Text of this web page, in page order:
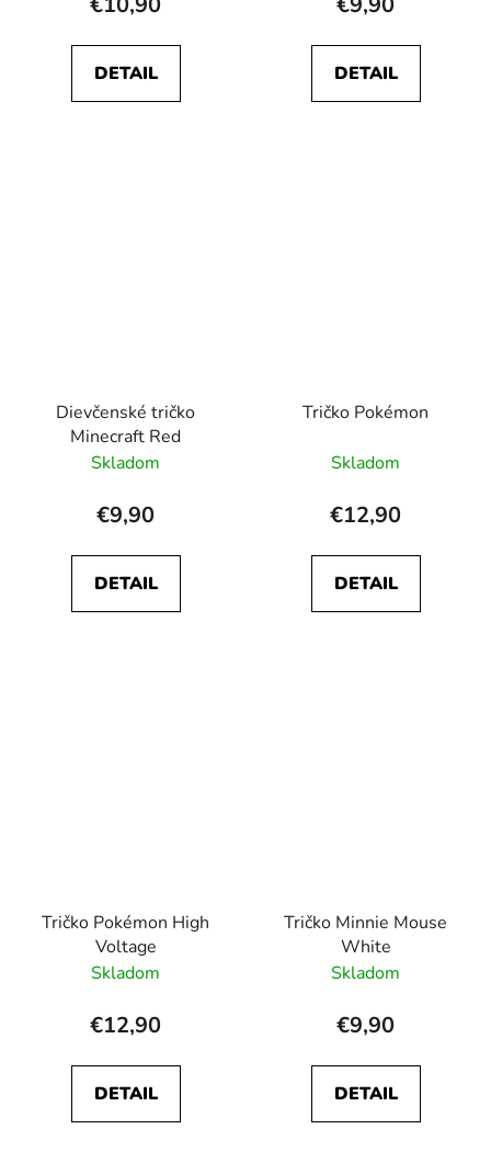
DETAIL DETAIL
Dievčenské tričko
Minecraft Red
Skladom
€9,90
DETAIL
Tričko Pokémon
Skladom
€12,90
DETAIL
Tričko Pokémon High
Voltage
Skladom
€12,90
DETAIL
Tričko Minnie Mouse
White
Skladom
€9,90
DETAIL